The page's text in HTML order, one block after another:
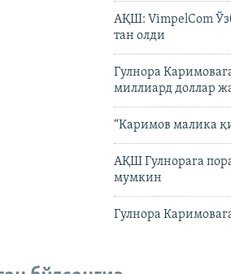
АҚШ: VimpelCom
тан олди
Гулнора
миллиард доллар
“Каримов малика
АҚШ Гулнорага
мумкин
Гулнора